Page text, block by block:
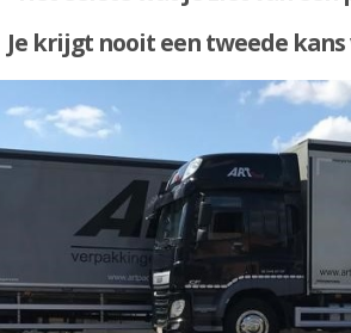
Je krijgt nooit een tweede